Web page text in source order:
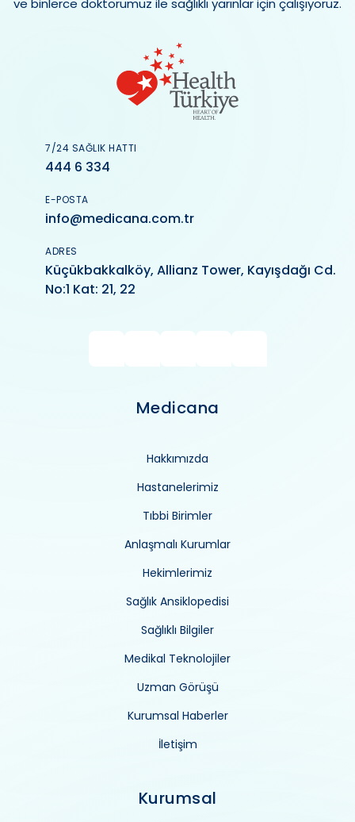
ve binlerce doktorumuz ile sağlıklı yarınlar için çalışıyoruz.
7/24 SAĞLIK HATTI
444 6 334
E-POSTA
info@medicana.com.tr
ADRES
Küçükbakkalköy, Allianz Tower, Kayışdağı Cd.
No:1 Kat: 21, 22
Medicana
Hakkımızda
Hastanelerimiz
Tıbbi Birimler
Anlaşmalı Kurumlar
Hekimlerimiz
Sağlık Ansiklopedisi
Sağlıklı Bilgiler
Medikal Teknolojiler
Uzman Görüşü
Kurumsal Haberler
İletişim
Kurumsal